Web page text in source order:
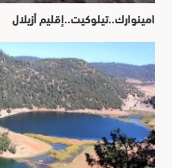
امينوارك..تيلوكيت..إقليم أزيلال